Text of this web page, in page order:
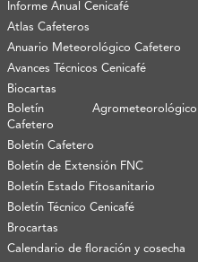
Informe Anual Cenicafé
Atlas Cafeteros
Anuario Meteorológico Cafetero
Avances Técnicos Cenicafé
Biocartas
Boletín Agrometeorológico
Cafetero
Boletín Cafetero
Boletín de Extensión FNC
Boletín Estado Fitosanitario
Boletín Técnico Cenicafé
Brocartas
Calendario de floración y cosecha